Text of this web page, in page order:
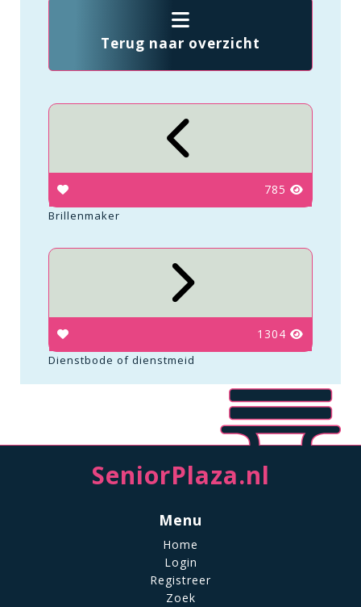
Terug naar overzicht
785
Brillenmaker
1304
Dienstbode of dienstmeid
SeniorPlaza.nl
Menu
Home
Login
Registreer
Zoek